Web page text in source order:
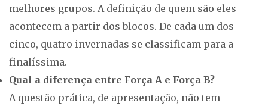
melhores grupos. A definição de quem são eles
acontecem a partir dos blocos. De cada um dos
cinco, quatro invernadas se classificam para a
finalíssima.
Qual a diferença entre Força A e Força B?
A questão prática, de apresentação, não tem